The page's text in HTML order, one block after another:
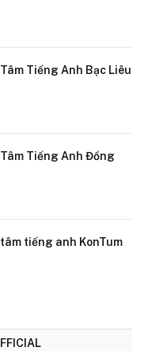
Tiếng Anh Bạc Liêu
Tiếng Anh Đồng
tiếng anh KonTum